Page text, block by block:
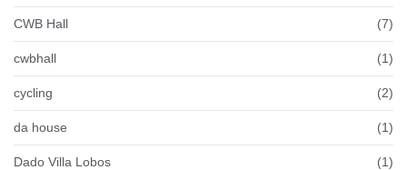
CWB Hall (7)
cwbhall (1)
cycling (2)
da house (1)
Dado Villa Lobos (1)